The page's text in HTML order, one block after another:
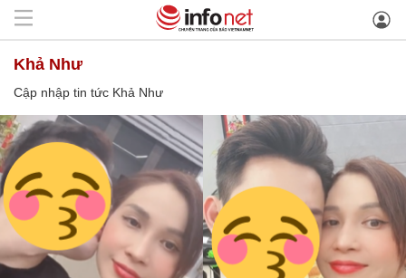
Khả Như
Cập nhập tin tức Khả Như